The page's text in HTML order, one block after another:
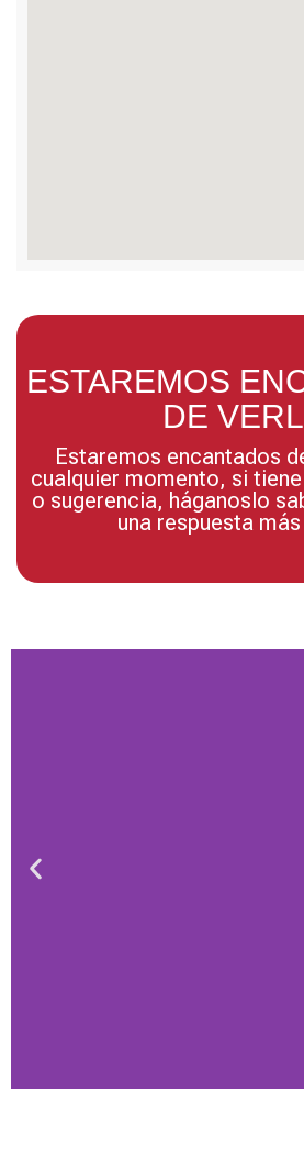
ESTAREMOS
DE
Estaremos encantados
cualquier momento, si
o sugerencia, háganoslo
una respuesta